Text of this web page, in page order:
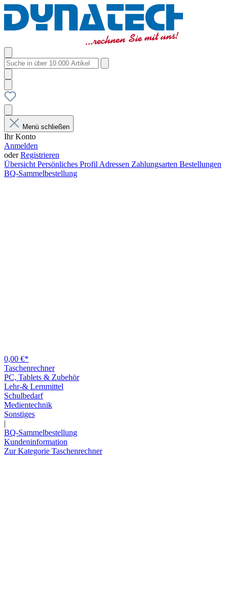
Menü schließen
Ihr Konto
Anmelden
oderRegistrieren
Übersicht Persönliches Profil Adressen Zahlungsarten Bestellungen
BQ-Sammelbestellung
0,00 €*
Taschenrechner
PC, Tablets & Zubehör
Lehr-& Lernmittel
Schulbedarf
Medientechnik
Sonstiges
|
BQ-Sammelbestellung
Kundeninformation
Zur Kategorie Taschenrechner